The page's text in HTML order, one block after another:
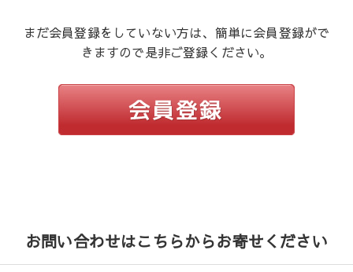
まだ会員登録をしていない方は、簡単に会員登録がで
きますので是非ご登録ください。
お問い合わせはこちらからお寄せください